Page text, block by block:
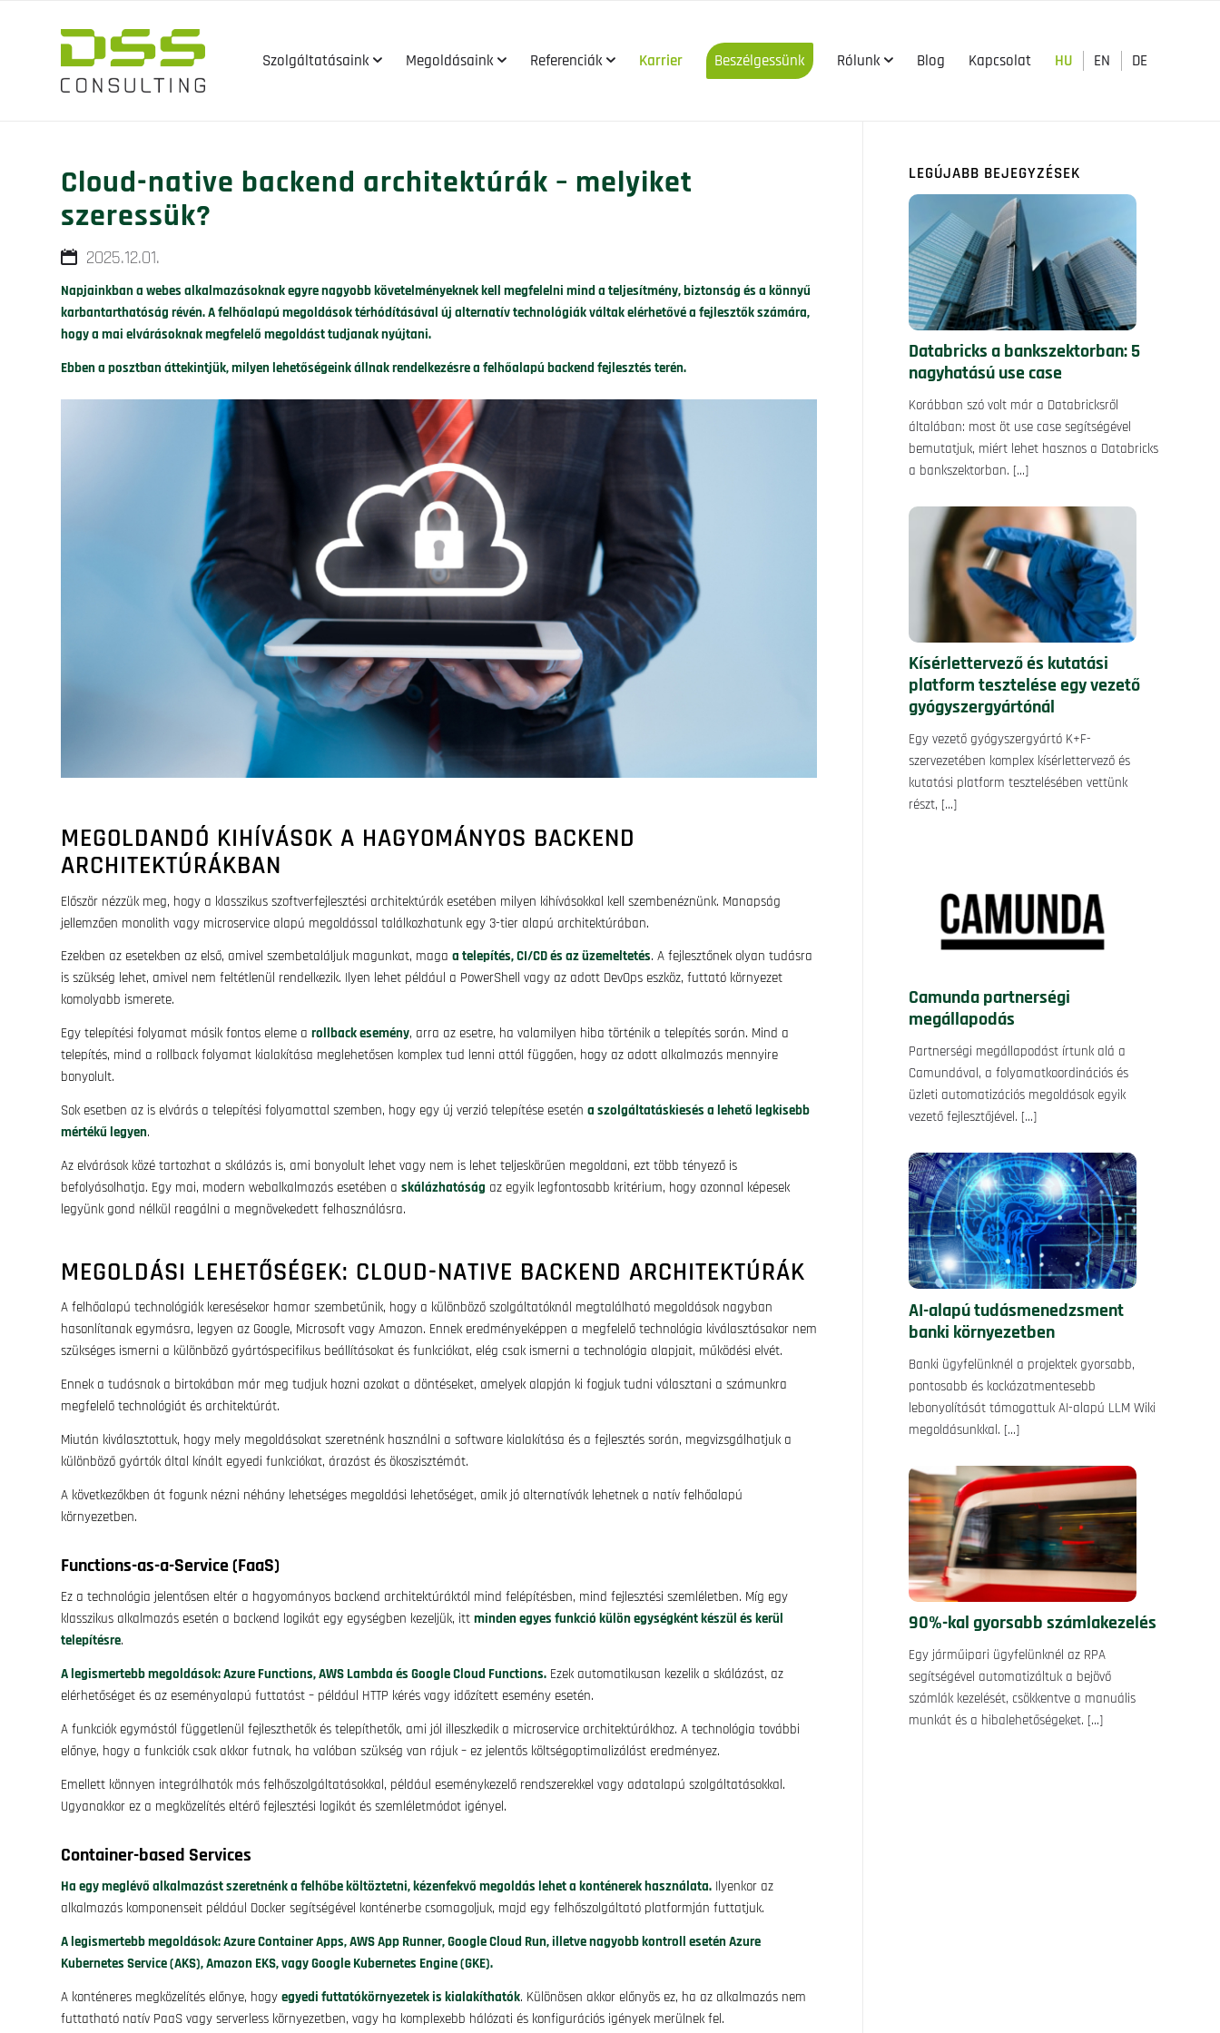
Szolgáltatásaink  Megoldásaink  Referenciák  Karrier Beszélgessünk Rólunk  Blog Kapcsolat HU EN DE
Cloud-native backend architektúrák – melyiket
szeressük?
2025.12.01.
Napjainkban a webes alkalmazásoknak egyre nagyobb követelményeknek kell megfelelni mind a teljesítmény, biztonság és a könnyű
karbantarthatóság révén. A felhőalapú megoldások térhódításával új alternatív technológiák váltak elérhetővé a fejlesztők számára,
hogy a mai elvárásoknak megfelelő megoldást tudjanak nyújtani.
Ebben a posztban áttekintjük, milyen lehetőségeink állnak rendelkezésre a felhőalapú backend fejlesztés terén.
MEGOLDANDÓ KIHÍVÁSOK A HAGYOMÁNYOS BACKEND
ARCHITEKTÚRÁKBAN
Először nézzük meg, hogy a klasszikus szoftverfejlesztési architektúrák esetében milyen kihívásokkal kell szembenéznünk. Manapság
jellemzően monolith vagy microservice alapú megoldással találkozhatunk egy 3-tier alapú architektúrában.
Ezekben az esetekben az első, amivel szembetaláljuk magunkat, maga a telepítés, CI/CD és az üzemeltetés. A fejlesztőnek olyan tudásra
is szükség lehet, amivel nem feltétlenül rendelkezik. Ilyen lehet például a PowerShell vagy az adott DevOps eszköz, futtató környezet
komolyabb ismerete.
Egy telepítési folyamat másik fontos eleme a rollback esemény, arra az esetre, ha valamilyen hiba történik a telepítés során. Mind a
telepítés, mind a rollback folyamat kialakítása meglehetősen komplex tud lenni attól függően, hogy az adott alkalmazás mennyire
bonyolult.
Sok esetben az is elvárás a telepítési folyamattal szemben, hogy egy új verzió telepítése esetén a szolgáltatáskiesés a lehető legkisebb
mértékű legyen.
Az elvárások közé tartozhat a skálázás is, ami bonyolult lehet vagy nem is lehet teljeskörűen megoldani, ezt több tényező is
befolyásolhatja. Egy mai, modern webalkalmazás esetében a skálázhatóság az egyik legfontosabb kritérium, hogy azonnal képesek
legyünk gond nélkül reagálni a megnövekedett felhasználásra.
MEGOLDÁSI LEHETŐSÉGEK: CLOUD-NATIVE BACKEND ARCHITEKTÚRÁK
A felhőalapú technológiák keresésekor hamar szembetűnik, hogy a különböző szolgáltatóknál megtalálható megoldások nagyban
hasonlítanak egymásra, legyen az Google, Microsoft vagy Amazon. Ennek eredményeképpen a megfelelő technológia kiválasztásakor nem
szükséges ismerni a különböző gyártóspecifikus beállításokat és funkciókat, elég csak ismerni a technológia alapjait, működési elvét.
Ennek a tudásnak a birtokában már meg tudjuk hozni azokat a döntéseket, amelyek alapján ki fogjuk tudni választani a számunkra
megfelelő technológiát és architektúrát.
Miután kiválasztottuk, hogy mely megoldásokat szeretnénk használni a software kialakítása és a fejlesztés során, megvizsgálhatjuk a
különböző gyártók által kínált egyedi funkciókat, árazást és ökoszisztémát.
A következőkben át fogunk nézni néhány lehetséges megoldási lehetőséget, amik jó alternatívák lehetnek a natív felhőalapú
környezetben.
Functions-as-a-Service (FaaS)
Ez a technológia jelentősen eltér a hagyományos backend architektúráktól mind felépítésben, mind fejlesztési szemléletben. Míg egy
klasszikus alkalmazás esetén a backend logikát egy egységben kezeljük, itt minden egyes funkció külön egységként készül és kerül
telepítésre.
A legismertebb megoldások: Azure Functions, AWS Lambda és Google Cloud Functions. Ezek automatikusan kezelik a skálázást, az
elérhetőséget és az eseményalapú futtatást – például HTTP kérés vagy időzített esemény esetén.
A funkciók egymástól függetlenül fejleszthetők és telepíthetők, ami jól illeszkedik a microservice architektúrákhoz. A technológia további
előnye, hogy a funkciók csak akkor futnak, ha valóban szükség van rájuk – ez jelentős költségoptimalizálást eredményez.
Emellett könnyen integrálhatók más felhőszolgáltatásokkal, például eseménykezelő rendszerekkel vagy adatalapú szolgáltatásokkal.
Ugyanakkor ez a megközelítés eltérő fejlesztési logikát és szemléletmódot igényel.
Container-based Services
Ha egy meglévő alkalmazást szeretnénk a felhőbe költöztetni, kézenfekvő megoldás lehet a konténerek használata. Ilyenkor az
alkalmazás komponenseit például Docker segítségével konténerbe csomagoljuk, majd egy felhőszolgáltató platformján futtatjuk.
A legismertebb megoldások: Azure Container Apps, AWS App Runner, Google Cloud Run, illetve nagyobb kontroll esetén Azure
Kubernetes Service (AKS), Amazon EKS, vagy Google Kubernetes Engine (GKE).
A konténeres megközelítés előnye, hogy egyedi futtatókörnyezetek is kialakíthatók. Különösen akkor előnyös ez, ha az alkalmazás nem
futtatható natív PaaS vagy serverless környezetben, vagy ha komplexebb hálózati és konfigurációs igények merülnek fel.
LEGÚJABB BEJEGYZÉSEK
Databricks a bankszektorban: 5
nagyhatású use case
Korábban szó volt már a Databricksről
általában: most öt use case segítségével
bemutatjuk, miért lehet hasznos a Databricks
a bankszektorban. […]
Kísérlettervező és kutatási
platform tesztelése egy vezető
gyógyszergyártónál
Egy vezető gyógyszergyártó K+F-
szervezetében komplex kísérlettervező és
kutatási platform tesztelésében vettünk
részt, […]
Camunda partnerségi
megállapodás
Partnerségi megállapodást írtunk alá a
Camundával, a folyamatkoordinációs és
üzleti automatizációs megoldások egyik
vezető fejlesztőjével. […]
AI-alapú tudásmenedzsment
banki környezetben
Banki ügyfelünknél a projektek gyorsabb,
pontosabb és kockázatmentesebb
lebonyolítását támogattuk AI-alapú LLM Wiki
megoldásunkkal. […]
90%-kal gyorsabb számlakezelés
Egy járműipari ügyfelünknél az RPA
segítségével automatizáltuk a bejövő
számlák kezelését, csökkentve a manuális
munkát és a hibalehetőségeket. […]